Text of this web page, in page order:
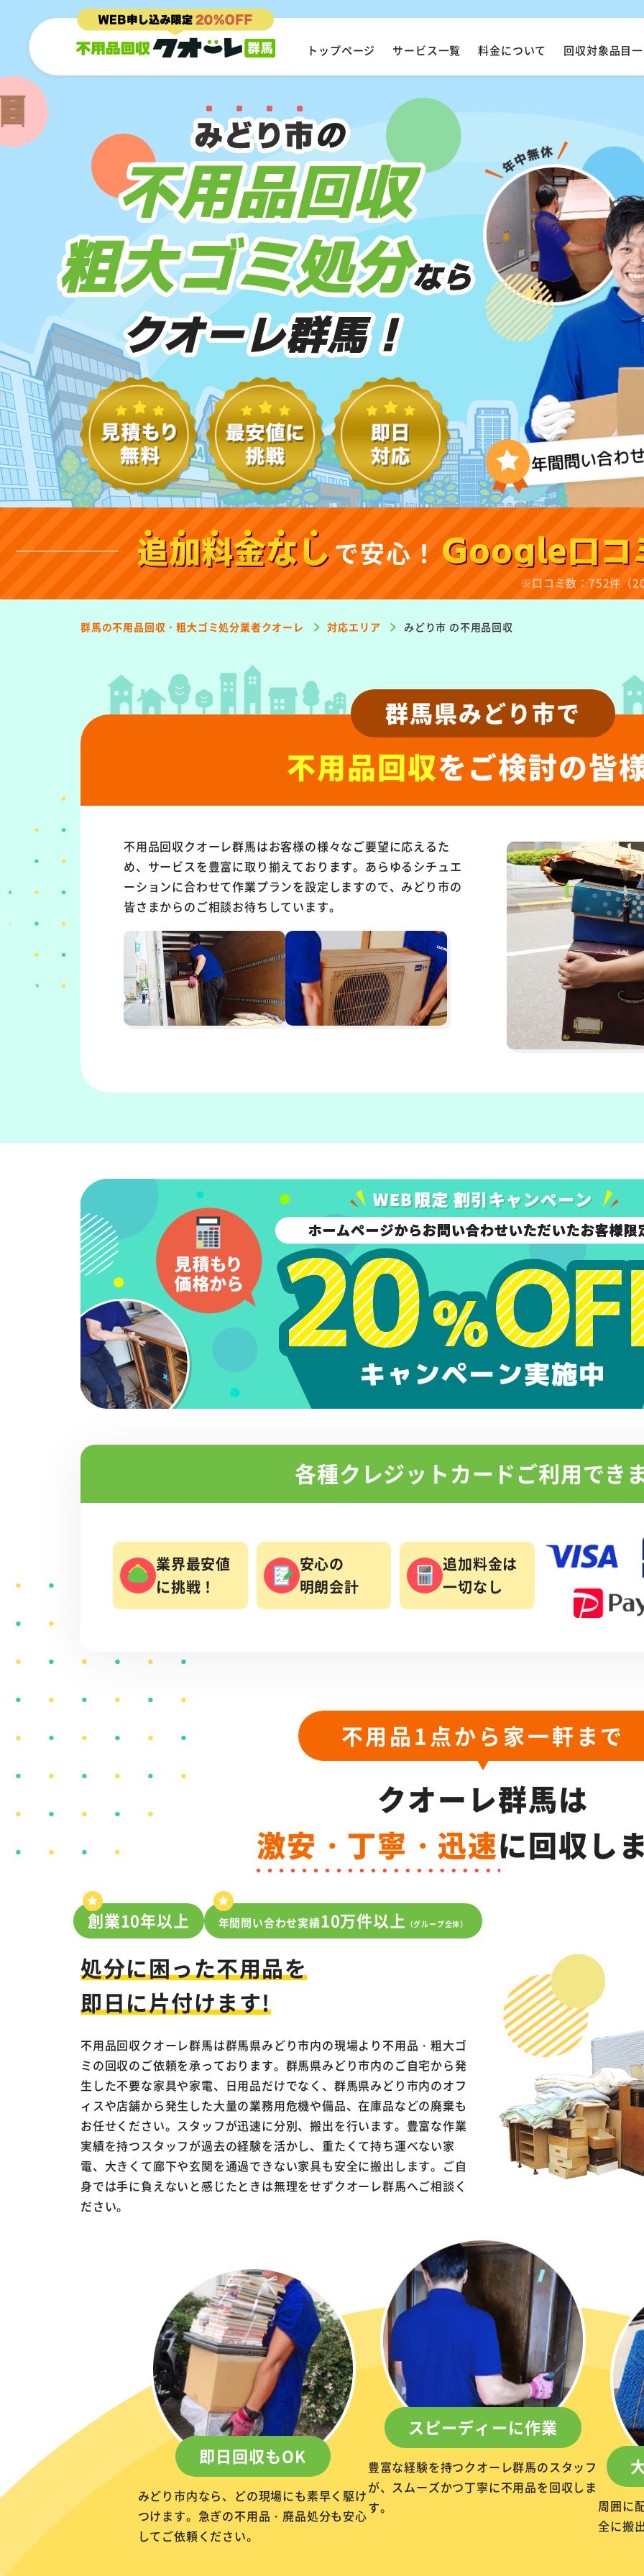
トップページ サービス一覧 料金について 回収対象品目
みどり市の
不用品回収
粗大ゴミ処分なら
クオーレ群馬！
追加料金なし で安心！ Google口
※口コミ数：752件（
群馬の不用品回収・粗大ゴミ処分業者クオーレ 対応エリア みどり市 の不用品回収
群馬県みどり市で
不用品回収をご検討の皆
不用品回収クオーレ群馬はお客様の様々なご要望に応えるた
め、サービスを豊富に取り揃えております。あらゆるシチュエ
ーションに合わせて作業プランを設定しますので、みどり市の
皆さまからのご相談お待ちしています。
各種クレジットカードご利用でき
業界最安値
に挑戦！
安心の
明朗会計
追加料金は
一切なし
不用品1点から家一軒まで
クオーレ群馬は
激安・丁寧・迅速に回収し
創業10年以上 年間問い合わせ実績10万件以上 （グループ全体）
処分に困った不用品を
即日に片付けます!
不用品回収クオーレ群馬は群馬県みどり市内の現場より不用品・粗大ゴ
ミの回収のご依頼を承っております。群馬県みどり市内のご自宅から発
生した不要な家具や家電、日用品だけでなく、群馬県みどり市内のオフ
ィスや店舗から発生した大量の業務用危機や備品、在庫品などの廃棄も
お任せください。スタッフが迅速に分別、搬出を行います。豊富な作業
実績を持つスタッフが過去の経験を活かし、重たくて持ち運べない家
電、大きくて廊下や玄関を通過できない家具も安全に搬出します。ご自
身では手に負えないと感じたときは無理をせずクオーレ群馬へご相談く
ださい。
即日回収もOK
みどり市内なら、どの現場にも素早く駆け
つけます。急ぎの不用品・廃品処分も安心
してご依頼ください。
スピーディーに作業
豊富な経験を持つクオーレ群馬のスタッフ
が、スムーズかつ丁寧に不用品を回収しま
す。
周囲に
全に搬